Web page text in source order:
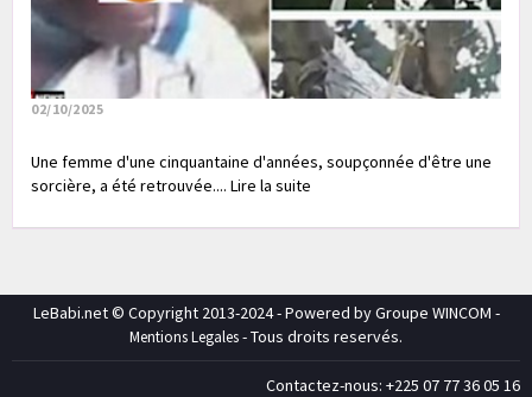
02/10/2025
Une femme d'une cinquantaine d'années, soupçonnée d'être une
sorcière, a été retrouvée.... Lire la suite
LeBabi.net © Copyright 2013-2024 - Powered by Groupe WINCOM -
Mentions Legales- Tous droits reservés.
Contactez-nous: +225 07 77 36 05 16